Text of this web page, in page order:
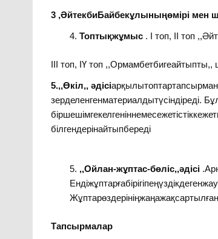
3 ,ӘйтекбиБайбекұлыныңөмірі
Топтықжұмыс. І топ, ІІ топ
ІІІ топ, ІҮ топ
5.,,Өкіл,, әдісі
зерделенгенматериалдытүсіндіреді.
білгендерінайтыпбереді
,,Ойлан-жұптас-бөліс,,әдісі
Тапсырмалар